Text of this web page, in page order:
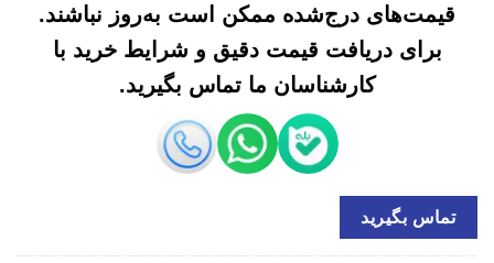
قیمت‌های درج‌شده ممکن است به‌روز نباشند.
برای دریافت قیمت دقیق و شرایط خرید با
کارشناسان ما تماس بگیرید.
تماس بگیرید